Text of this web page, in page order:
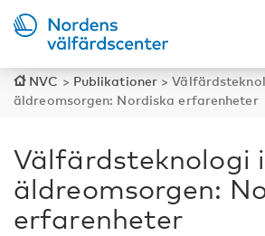
NVC > Publikationer >
äldreomsorgen: Nordiska erfarenheter
Välfärdsteknologi
äldreomsorgen:
erfarenheter